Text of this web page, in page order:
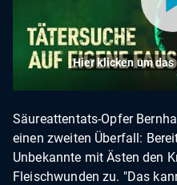
Hier klicken um
Säureattentats-Opfer
einen zweiten Überfall:
Unbekannte mit Ästen den
Fleischwunden zu. "Das